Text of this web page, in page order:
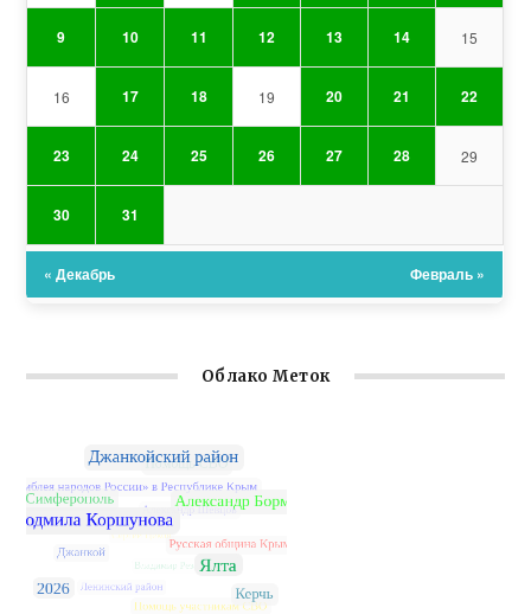
9 10 11 12 13 14 15
16 17 18 19 20 21 22
23 24 25 26 27 28 29
30 31
« Декабрь Февраль »
Облако Меток